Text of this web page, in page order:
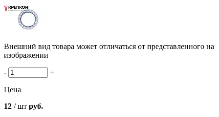
Внешний вид товара может отличаться от представленного на
изображении
- +
Цена
12 / шт руб.